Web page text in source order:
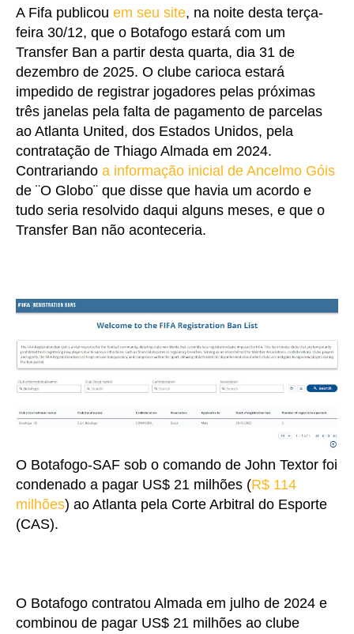
A Fifa publicou em seu site, na noite desta terça-
feira 30/12, que o Botafogo estará com um
Transfer Ban a partir desta quarta, dia 31 de
dezembro de 2025. O clube carioca estará
impedido de registrar jogadores pelas próximas
três janelas pela falta de pagamento de parcelas
ao Atlanta United, dos Estados Unidos, pela
contratação de Thiago Almada em 2024.
Contrariando a informação inicial de Ancelmo Góis
de ¨O Globo¨ que disse que havia um acordo e
tudo seria resolvido daqui alguns meses, e que o
Transfer Ban não aconteceria.
O Botafogo-SAF sob o comando de John Textor foi
condenado a pagar US$ 21 milhões (R$ 114
milhões) ao Atlanta pela Corte Arbitral do Esporte
(CAS).
O Botafogo contratou Almada em julho de 2024 e
combinou de pagar US$ 21 milhões ao clube